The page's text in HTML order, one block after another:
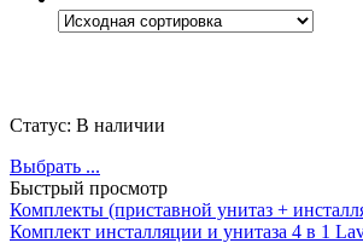
Статус: В наличии
Выбрать ...
Быстрый просмотр
Комплекты (приставной унитаз +
Комплект инсталляции и унитаза 4 в 1